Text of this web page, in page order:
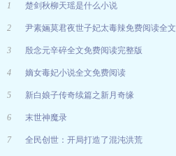
1 楚剑秋柳天瑶是什么小说
2 尹素婳莫君夜世子妃太毒辣免费阅读全文
3 殷念元辛碎全文免费阅读完整版
4 嫡女毒妃小说全文免费阅读
5 新白娘子传奇续篇之新月奇缘
6 末世神魔录
7 全民创世：开局打造了混沌洪荒